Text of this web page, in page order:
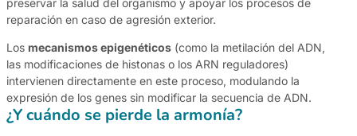
reparación en caso de agresión exterior.
Los mecanismos epigenéticos (como la metilación del ADN,
las modificaciones de histonas o los ARN reguladores)
intervienen directamente en este proceso, modulando la
expresión de los genes sin modificar la secuencia de ADN.
¿Y cuándo se pierde la armonía?